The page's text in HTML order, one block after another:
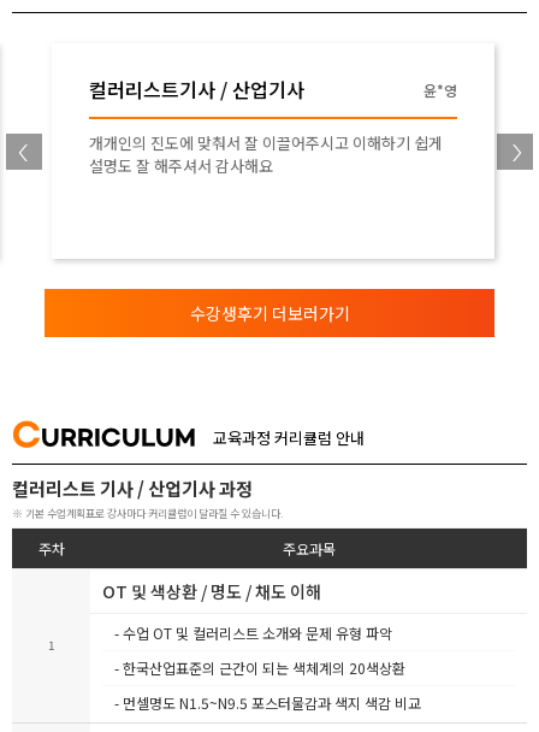
컬러리스트기사 / 산업기사 윤*영
개개인의 진도에 맞춰서 잘 이끌어주시고 이해하기 쉽게
설명도 잘 해주셔서 감사해요
수강생후기 더보러가기
CURRICULUM 교육과정 커리큘럼 안내
컬러리스트 기사 / 산업기사 과정
※ 기본 수업계획표로 강사마다 커리큘럼이 달라질 수 있습니다.
주차 주요과목
1
OT 및 색상환 / 명도 / 채도 이해
- 수업 OT 및 컬러리스트 소개와 문제 유형 파악
- 한국산업표준의 근간이 되는 색체계의 20색상환
- 먼셀명도 N1.5~N9.5 포스터물감과 색지 색감 비교